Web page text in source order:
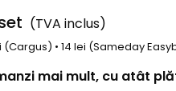
(TVA inclus)
(Cargus) • 14 lei (Sameday
mai mult, cu atât